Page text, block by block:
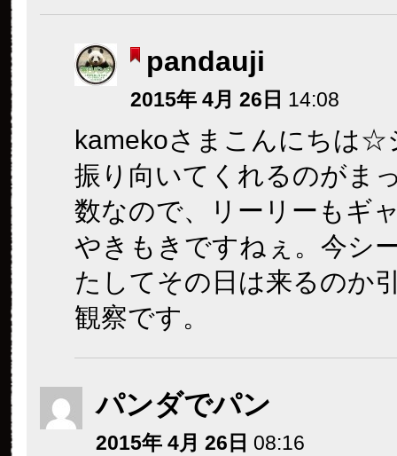
pandauji
2015年 4月 26日 14:08
kamekoさまこんにちは☆
振り向いてくれるのがま
数なので、リーリーもギ
やきもきですねぇ。今シ
たしてその日は来るのか
観察です。
パンダでパン
2015年 4月 26日 08:16